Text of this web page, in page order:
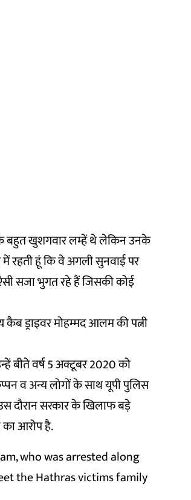
के बहुत खुशगवार लम्हें थे लेकिन उनके
रहती हूं कि वे अगली सुनवाई पर
सजा भुगत रहे हैं जिसकी कोई
ड्राइवर मोहम्मद आलम की पत्नी
बीते वर्ष 5 अक्टूबर 2020 को
व अन्य लोगों के साथ यूपी पुलिस
दौरान सरकार के खिलाफ बड़े
का आरोप है.
who was arrested along
the Hathras victims family